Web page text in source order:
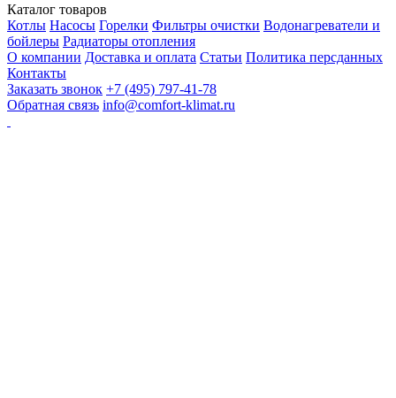
Каталог товаров
Котлы Насосы Горелки Фильтры очистки Водонагреватели и
бойлеры Радиаторы отопления
О компании Доставка и оплата Статьи Политика персданных
Контакты
Заказать звонок +7 (495) 797-41-78
Обратная связь info@comfort-klimat.ru